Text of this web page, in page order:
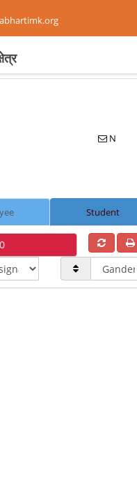
N
Student